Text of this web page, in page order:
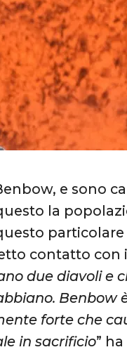
e sono
la
contatto con
due diavoli e
Benbow
forte che
in sacrificio”